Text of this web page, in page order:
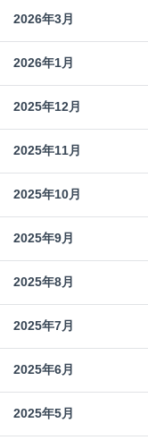
2026年3月
2026年1月
2025年12月
2025年11月
2025年10月
2025年9月
2025年8月
2025年7月
2025年6月
2025年5月